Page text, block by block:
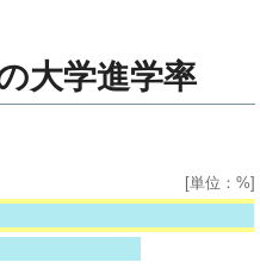
大学進学率
[単位：%]